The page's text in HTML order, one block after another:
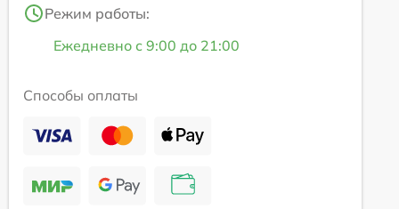
Режим работы:
Ежедневно с 9:00 до 21:00
Способы оплаты